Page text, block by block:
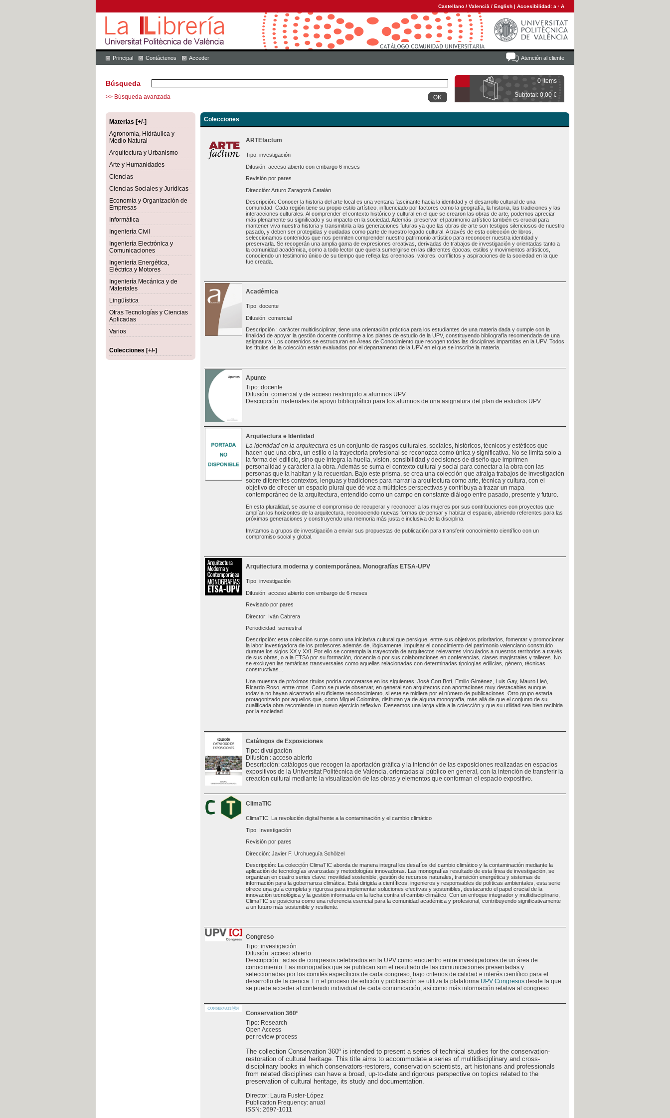
Castellano / Valencià / English | Accesibilidad: a · A
Atención al cliente
Principal Contáctenos Acceder
0 items
Subtotal: 0,00 €
Búsqueda
>> Búsqueda avanzada
Materias [+/-]
Agronomía, Hidráulica y
Medio Natural
Arquitectura y Urbanismo
Arte y Humanidades
Ciencias
Ciencias Sociales y Jurídicas
Economía y Organización de
Empresas
Informática
Ingeniería Civil
Ingeniería Electrónica y
Comunicaciones
Ingeniería Energética,
Eléctrica y Motores
Ingeniería Mecánica y de
Materiales
Lingüística
Otras Tecnologías y Ciencias
Aplicadas
Varios
Colecciones [+/-]
Colecciones
ARTEfactum
Tipo: investigación
Difusión: acceso abierto con embargo 6 meses
Revisión por pares
Dirección: Arturo Zaragozá Catalán
Descripción: Conocer la historia del arte local es una ventana fascinante hacia la identidad y el desarrollo cultural de una
comunidad. Cada región tiene su propio estilo artístico, influenciado por factores como la geografía, la historia, las tradiciones y las
interacciones culturales. Al comprender el contexto histórico y cultural en el que se crearon las obras de arte, podemos apreciar
más plenamente su significado y su impacto en la sociedad. Además, preservar el patrimonio artístico también es crucial para
mantener viva nuestra historia y transmitirla a las generaciones futuras ya que las obras de arte son testigos silenciosos de nuestro
pasado, y deben ser protegidas y cuidadas como parte de nuestro legado cultural. A través de esta colección de libros,
seleccionamos contenidos que nos permiten comprender nuestro patrimonio artístico para reconocer nuestra identidad y
preservarla. Se recogerán una amplia gama de expresiones creativas, derivadas de trabajos de investigación y orientadas tanto a
la comunidad académica, como a todo lector que quiera sumergirse en las diferentes épocas, estilos y movimientos artísticos,
conociendo un testimonio único de su tiempo que refleja las creencias, valores, conflictos y aspiraciones de la sociedad en la que
fue creada.
Académica
Tipo: docente
Difusión: comercial
Descripción : carácter multidisciplinar, tiene una orientación práctica para los estudiantes de una materia dada y cumple con la
finalidad de apoyar la gestión docente conforme a los planes de estudio de la UPV, constituyendo bibliografía recomendada de una
asignatura. Los contenidos se estructuran en Áreas de Conocimiento que recogen todas las disciplinas impartidas en la UPV. Todos
los títulos de la colección están evaluados por el departamento de la UPV en el que se inscribe la materia.
Apunte
Tipo: docente
Difusión: comercial y de acceso restringido a alumnos UPV
Descripción: materiales de apoyo bibliográfico para los alumnos de una asignatura del plan de estudios UPV
Arquitectura e Identidad
La identidad en la arquitectura es un conjunto de rasgos culturales, sociales, históricos, técnicos y estéticos que
hacen que una obra, un estilo o la trayectoria profesional se reconozca como única y significativa. No se limita solo a
la forma del edificio, sino que integra la huella, visión, sensibilidad y decisiones de diseño que imprimen
personalidad y carácter a la obra. Además se suma el contexto cultural y social para conectar a la obra con las
personas que la habitan y la recuerdan. Bajo este prisma, se crea una colección que atraiga trabajos de investigación
sobre diferentes contextos, lenguas y tradiciones para narrar la arquitectura como arte, técnica y cultura, con el
objetivo de ofrecer un espacio plural que dé voz a múltiples perspectivas y contribuya a trazar un mapa
contemporáneo de la arquitectura, entendido como un campo en constante diálogo entre pasado, presente y futuro.
En esta pluralidad, se asume el compromiso de recuperar y reconocer a las mujeres por sus contribuciones con proyectos que
amplían los horizontes de la arquitectura, reconociendo nuevas formas de pensar y habitar el espacio, abriendo referentes para las
próximas generaciones y construyendo una memoria más justa e inclusiva de la disciplina.
Invitamos a grupos de investigación a enviar sus propuestas de publicación para transferir conocimiento científico con un
compromiso social y global.
Arquitectura moderna y contemporánea. Monografías ETSA-UPV
Tipo: investigación
Difusión: acceso abierto con embargo de 6 meses
Revisado por pares
Director: Iván Cabrera
Periodicidad: semestral
Descripción: esta colección surge como una iniciativa cultural que persigue, entre sus objetivos prioritarios, fomentar y promocionar
la labor investigadora de los profesores además de, lógicamente, impulsar el conocimiento del patrimonio valenciano construido
durante los siglos XX y XXI. Por ello se contempla la trayectoria de arquitectos relevantes vinculados a nuestros territorios a través
de sus obras, o a la ETSA por su formación, docencia o por sus colaboraciones en conferencias, clases magistrales y talleres. No
se excluyen las temáticas transversales como aquellas relacionadas con determinadas tipologías edilicias, género, técnicas
constructivas...
Una muestra de próximos títulos podría concretarse en los siguientes: José Cort Botí, Emilio Giménez, Luis Gay, Mauro Lleó,
Ricardo Roso, entre otros. Como se puede observar, en general son arquitectos con aportaciones muy destacables aunque
todavía no hayan alcanzado el suficiente reconocimiento, si este se midiera por el número de publicaciones. Otro grupo estaría
protagonizado por aquellos que, como Miguel Colomina, disfrutan ya de alguna monografía, más allá de que el conjunto de su
cualificada obra recomiende un nuevo ejercicio reflexivo. Deseamos una larga vida a la colección y que su utilidad sea bien recibida
por la sociedad.
Catálogos de Exposiciones
Tipo: divulgación
Difusión : acceso abierto
Descripción: catálogos que recogen la aportación gráfica y la intención de las exposiciones realizadas en espacios
expositivos de la Universitat Politècnica de València, orientadas al público en general, con la intención de transferir la
creación cultural mediante la visualización de las obras y elementos que conforman el espacio expositivo.
ClimaTIC
ClimaTIC: La revolución digital frente a la contaminación y el cambio climático
Tipo: Investigación
Revisión por pares
Dirección: Javier F. Urchueguía Schölzel
Descripción: La colección ClimaTIC aborda de manera integral los desafíos del cambio climático y la contaminación mediante la
aplicación de tecnologías avanzadas y metodologías innovadoras. Las monografías resultado de esta línea de investigación, se
organizan en cuatro series clave: movilidad sostenible, gestión de recursos naturales, transición energética y sistemas de
información para la gobernanza climática. Está dirigida a científicos, ingenieros y responsables de políticas ambientales, esta serie
ofrece una guía completa y rigurosa para implementar soluciones efectivas y sostenibles, destacando el papel crucial de la
innovación tecnológica y la gestión informada en la lucha contra el cambio climático. Con un enfoque integrador y multidisciplinario,
ClimaTIC se posiciona como una referencia esencial para la comunidad académica y profesional, contribuyendo significativamente
a un futuro más sostenible y resiliente.
Congreso
Tipo: investigación
Difusión: acceso abierto
Descripción : actas de congresos celebrados en la UPV como encuentro entre investigadores de un área de
conocimiento. Las monografías que se publican son el resultado de las comunicaciones presentadas y
seleccionadas por los comités específicos de cada congreso, bajo criterios de calidad e interés científico para el
desarrollo de la ciencia. En el proceso de edición y publicación se utiliza la plataforma UPV Congresos desde la que
se puede acceder al contenido individual de cada comunicación, así como más información relativa al congreso.
Conservation 360º
Tipo: Research
Open Access
per review process
The collection Conservation 360º is intended to present a series of technical studies for the conservation-
restoration of cultural heritage. This title aims to accommodate a series of multidisciplinary and cross-
disciplinary books in which conservators-restorers, conservation scientists, art historians and professionals
from related disciplines can have a broad, up-to-date and rigorous perspective on topics related to the
preservation of cultural heritage, its study and documentation.
Director: Laura Fuster-López
Publication Frequency: anual
ISSN: 2697-1011